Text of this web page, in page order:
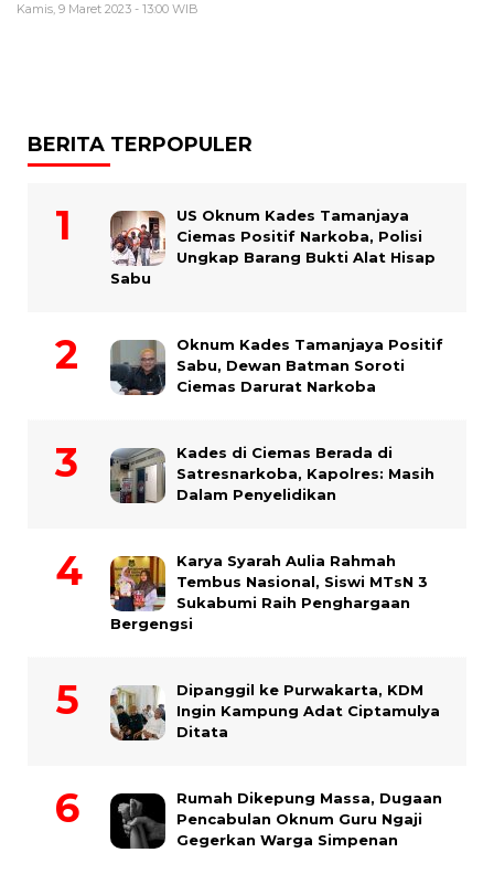
Kamis, 9 Maret 2023 - 13:00 WIB
BERITA TERPOPULER
US Oknum Kades Tamanjaya
Ciemas Positif Narkoba, Polisi
Ungkap Barang Bukti Alat Hisap
Sabu
Oknum Kades Tamanjaya Positif
Sabu, Dewan Batman Soroti
Ciemas Darurat Narkoba
Kades di Ciemas Berada di
Satresnarkoba, Kapolres: Masih
Dalam Penyelidikan
Karya Syarah Aulia Rahmah
Tembus Nasional, Siswi MTsN 3
Sukabumi Raih Penghargaan
Bergengsi
Dipanggil ke Purwakarta, KDM
Ingin Kampung Adat Ciptamulya
Ditata
Rumah Dikepung Massa, Dugaan
Pencabulan Oknum Guru Ngaji
Gegerkan Warga Simpenan